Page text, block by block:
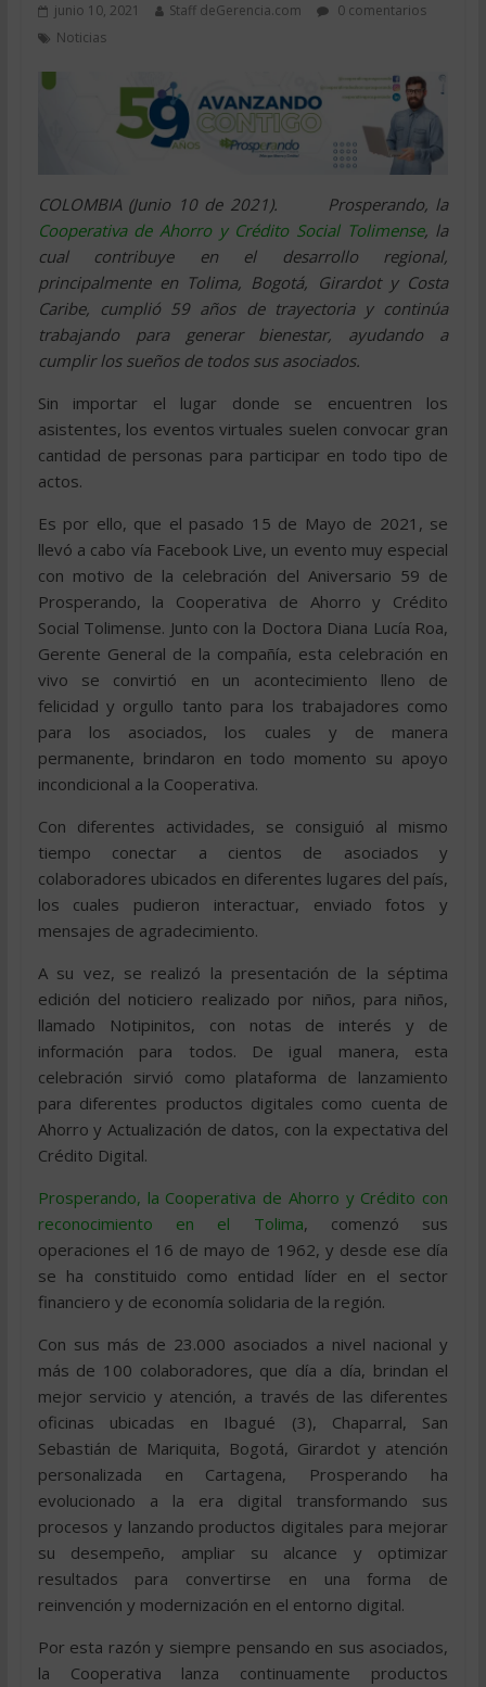
junio 10, 2021 Staff deGerencia.com
0 comentarios
Noticias
COLOMBIA (Junio 10 de 2021). Prosperando, la
Cooperativa de Ahorro y Crédito Social Tolimense, la
cual contribuye en el desarrollo regional,
principalmente en Tolima, Bogotá, Girardot y Costa
Caribe, cumplió 59 años de trayectoria y continúa
trabajando para generar bienestar, ayudando a
cumplir los sueños de todos sus asociados.
Sin importar el lugar donde se encuentren los
asistentes, los eventos virtuales suelen convocar gran
cantidad de personas para participar en todo tipo de
actos.
Es por ello, que el pasado 15 de Mayo de 2021, se
llevó a cabo vía Facebook Live, un evento muy especial
con motivo de la celebración del Aniversario 59 de
Prosperando, la Cooperativa de Ahorro y Crédito
Social Tolimense. Junto con la Doctora Diana Lucía Roa,
Gerente General de la compañía, esta celebración en
vivo se convirtió en un acontecimiento lleno de
felicidad y orgullo tanto para los trabajadores como
para los asociados, los cuales y de manera
permanente, brindaron en todo momento su apoyo
incondicional a la Cooperativa.
Con diferentes actividades, se consiguió al mismo
tiempo conectar a cientos de asociados y
colaboradores ubicados en diferentes lugares del país,
los cuales pudieron interactuar, enviado fotos y
mensajes de agradecimiento.
A su vez, se realizó la presentación de la séptima
edición del noticiero realizado por niños, para niños,
llamado Notipinitos, con notas de interés y de
información para todos. De igual manera, esta
celebración sirvió como plataforma de lanzamiento
para diferentes productos digitales como cuenta de
Ahorro y Actualización de datos, con la expectativa del
Crédito Digital.
Prosperando, la Cooperativa de Ahorro y Crédito con
reconocimiento en el Tolima, comenzó sus
operaciones el 16 de mayo de 1962, y desde ese día
se ha constituido como entidad líder en el sector
financiero y de economía solidaria de la región.
Con sus más de 23.000 asociados a nivel nacional y
más de 100 colaboradores, que día a día, brindan el
mejor servicio y atención, a través de las diferentes
oficinas ubicadas en Ibagué (3), Chaparral, San
Sebastián de Mariquita, Bogotá, Girardot y atención
personalizada en Cartagena, Prosperando ha
evolucionado a la era digital transformando sus
procesos y lanzando productos digitales para mejorar
su desempeño, ampliar su alcance y optimizar
resultados para convertirse en una forma de
reinvención y modernización en el entorno digital.
Por esta razón y siempre pensando en sus asociados,
la Cooperativa lanza continuamente productos